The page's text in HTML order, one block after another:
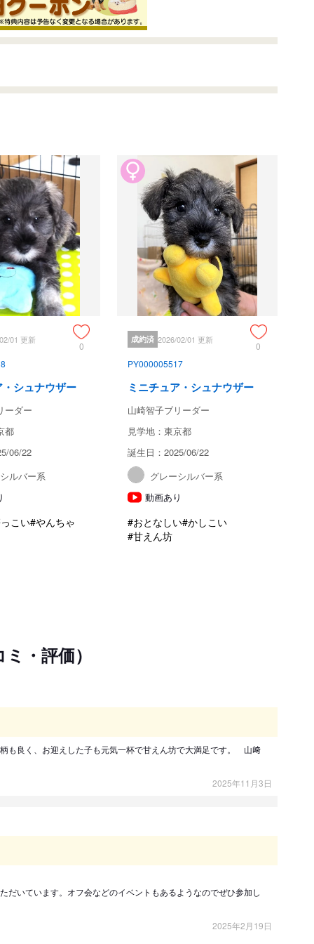
01 更新
0
シュナウザー
ーダー
都
06/22
ルバー系
こい#やんちゃ
成約済 2026/02/01 更新
0
PY000005517
ミニチュア・シュナウザー
山崎智子ブリーダー
見学地：東京都
誕生日：2025/06/22
グレーシルバー系
動画あり
#おとなしい#かしこい
#甘えん坊
・評価）
も良く、お迎えした子も元気一杯で甘えん坊で大満足です。 山﨑
2025年11月3日
いています。オフ会などのイベントもあるようなのでぜひ参加し
2025年2月19日